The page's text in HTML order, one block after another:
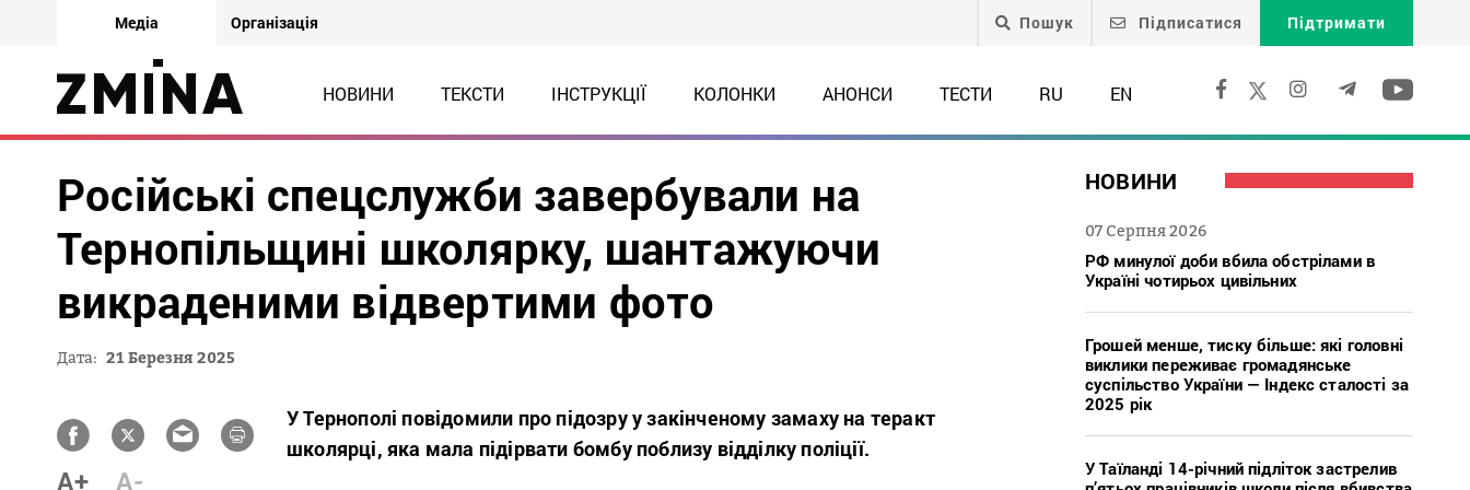
Медіа Організація Пошук Підписатися Підтримати
НОВИНИ ТЕКСТИ ІНСТРУКЦІЇ КОЛОНКИ АНОНСИ ТЕСТИ RU EN
Російські спецслужби завербували на
Тернопільщині школярку, шантажуючи
викраденими відвертими фото
Дата: 21 Березня 2025
A+ A-
У Тернополі повідомили про підозру у закінченому замаху на теракт
школярці, яка мала підірвати бомбу поблизу відділку поліції.
НОВИНИ
07 Серпня 2026
РФ минулої доби вбила обстрілами в
Україні чотирьох цивільних
Грошей менше, тиску більше: які головні
виклики переживає громадянське
суспільство України — Індекс сталості за
2025 рік
У Таїланді 14-річний підліток застрелив